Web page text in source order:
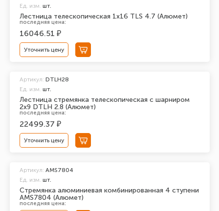
Лестница телескопическая 1х16 TLS 4.7 (Алюмет)
Ед. изм. шт.
последняя цена:
16046.51 ₽
Уточнить цену
Лестница стремянка телескопическая с шарниром
2х9 DTLH 2.8 (Алюмет)
Артикул: DTLH28
Ед. изм. шт.
последняя цена:
22499.37 ₽
Уточнить цену
Стремянка алюминиевая комбинированная 4 ступени
AMS7804 (Алюмет)
Артикул: AMS7804
Ед. изм. шт.
последняя цена: